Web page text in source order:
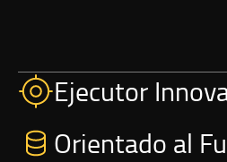
Ejecutor
Orientado al